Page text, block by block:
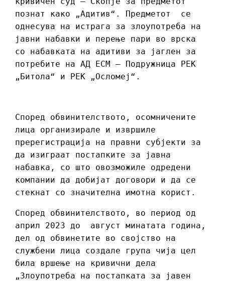
познат како „Адитив“. Предметот се
однесува на истрага за злоупотреба на
јавни набавки и перење пари во врска
со набавката на адитиви за јаглен за
потребите на АД ЕСМ – Подружница РЕК
„Битола“ и РЕК „Осломеј“.
Според обвинителството, осомничените
лица организирале и извршиле
пререгистрација на правни субјекти за
да изиграат постапките за јавна
набавка, со што овозможиле одредени
компании да добијат договори и да се
стекнат со значителна имотна корист.
Според обвинителството, во период од
април 2023 до август минатата година,
дел од обвинетите во својство на
службени лица создале група чија цел
била вршење на кривични дела
„Злоупотреба на постапката за јавен